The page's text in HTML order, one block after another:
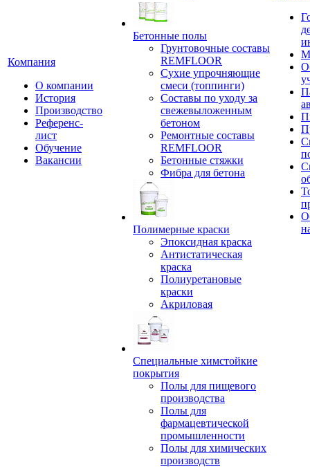
Компания
О компании
История
Производство
Референс-
лист
Обучение
Вакансии
Бетонные полы
Грунтовочные составы
REMFLOOR
Сухие упрочняющие
смеси (топпинги)
Составы по уходу за
свежевыложенным
бетоном
Ремонтные составы
REMFLOOR
Бетонные стяжки
Фибра для бетона
Полимерные краски
Эпоксидная краска
Антистатическая
краска
Полиуретановые
краски
Акриловая
Специальные химстойкие
покрытия
Полы для пищевого
производства
Полы для
фармацевтической
промышленности
Полы для химических
производств